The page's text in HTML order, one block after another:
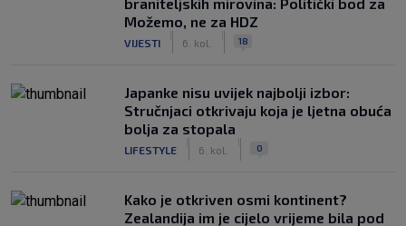
Možemo, ne za HDZ
VIJESTI 6. kol. 18
Japanke nisu uvijek najbolji izbor:
Stručnjaci otkrivaju koja je ljetna obuća
bolja za stopala
LIFESTYLE 6. kol. 0
Kako je otkriven osmi kontinent?
Zealandija im je cijelo vrijeme bila pod